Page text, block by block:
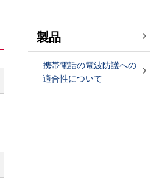
製品
携帯電話の電波防護への
適合性について